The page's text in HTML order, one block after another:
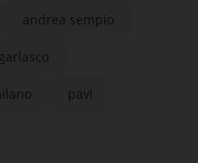
andrea sempio
pavi